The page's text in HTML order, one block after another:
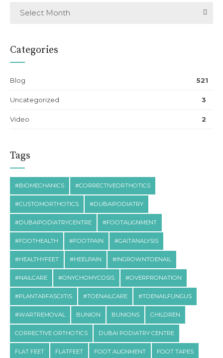
Select Month
Categories
Blog 521
Uncategorized 3
Video 2
Tags
#BIOMECHANICS #CORRECTIVEORTHOTICS
#CUSTOMORTHOTICS #DUBAIPODIATRY
#DUBAIPODIATRYCENTRE #FOOTALIGNMENT
#FOOTHEALTH #FOOTPAIN #GAITANALYSIS
#HEALTHYFEET #HEELPAIN #INGROWNTOENAIL
#NAILCARE #ONYCHOMYCOSIS #OVERPRONATION
#PLANTARFASCIITIS #TOENAILCARE #TOENAILFUNGUS
#WARTREMOVAL BUNION BUNIONS CHILDREN
CORRECTIVE ORTHOTICS DUBAI PODIATRY CENTRE
FLAT FEET FLATFEET FOOT ALIGNMENT FOOT TAPES